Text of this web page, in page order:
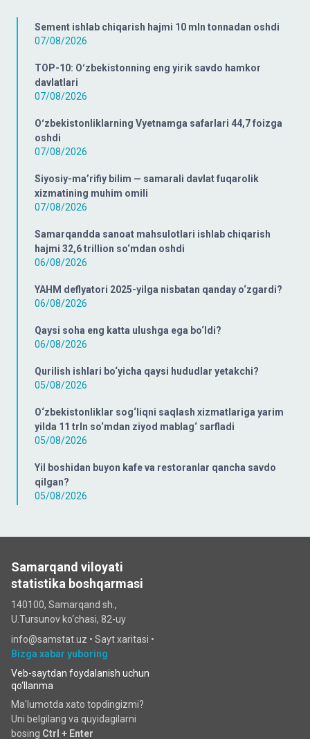
Sement ishlab chiqarish hajmi 10 mln tonnadan oshdi
07/08/2026
TOP-10: Oʻzbekistonning eng yirik savdo hamkor
davlatlari
07/08/2026
Oʻzbekistonliklarning Vyetnamga safarlari 44,7 foizga
oshdi
07/08/2026
Siyosiy-ma’rifiy bilim — samarali davlat fuqarolik
xizmatining muhim omili
07/08/2026
Samarqandda sanoat mahsulotlari ishlab chiqarish
hajmi 32,6 trillion so‘mdan oshdi
06/08/2026
YAHM deflyatori 2025-yilga nisbatan qanday o‘zgardi?
06/08/2026
Qaysi soha eng katta ulushga ega bo‘ldi?
06/08/2026
Qurilish ishlari bo‘yicha qaysi hududlar yetakchi?
05/08/2026
O‘zbekistonliklar sog‘liqni saqlash xizmatlariga yarim
yilda 11 trln so‘mdan ziyod mablag‘ sarfladi
05/08/2026
Yil boshidan buyon kafe va restoranlar qancha savdo
qilgan?
05/08/2026
Samarqand viloyati
statistika boshqarmasi
140100, Samarqand sh.,
U.Tursunov ko‘chаsi, 82-uy
info@samstat.uz • Sayt xaritasi •
Bizga xabar yuboring
Veb-saytdan foydalanish uchun
qo‘llanma
Ma'lumotda xato topdingizmi?
Uni belgilang va quyidagilarni
bosing Ctrl + Enter